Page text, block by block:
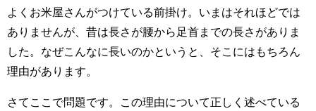
よくお米屋さんがつけている前掛け。いまはそれほどでは
ありませんが、昔は長さが腰から足首までの長さがありま
した。なぜこんなに長いのかというと、そこにはもちろん
理由があります。
さてここで問題です。この理由について正しく述べている